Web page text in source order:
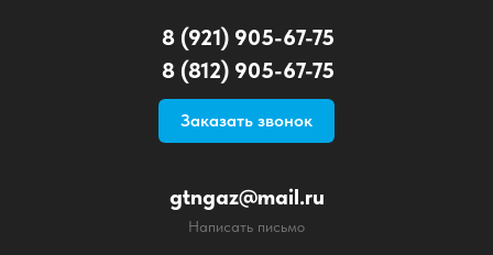
Заказать звонок
8 (812) 905-67-75
gtngaz@mail.ru
Написать письмо
8 (921) 905-67-75